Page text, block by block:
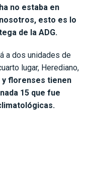
no estaba en
esto es lo
de la ADG.
a dos unidades de
lugar, Herediano,
y florenses tienen
15 que fue